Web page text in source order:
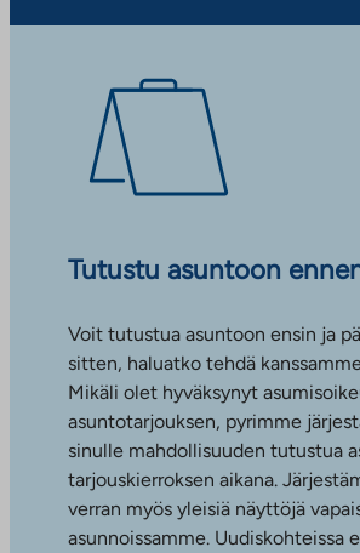
Tutustu asuntoon
Voit tutustua asuntoon ensin ja
sitten, haluatko tehdä
Mikäli olet hyväksynyt
asuntotarjouksen, pyrimme
sinulle mahdollisuuden tutustua
tarjouskierroksen aikana.
verran myös yleisiä näyttöjä
asunnoissamme. Uudiskohteissa